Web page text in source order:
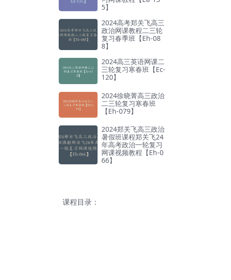
5】
2024高考郑关飞高三
政治网课教程二三轮
复习春季班【Eh-08
8】
2024高三英语网课二
三轮复习寒春班【Ec-
120】
2024徐晓菁高三政治
二三轮复习寒春班
【Eh-079】
2024郑关飞高三政治
暑假班课程郑关飞24
年高考政治一轮复习
网课视频教程【Eh-0
66】
课程目录：